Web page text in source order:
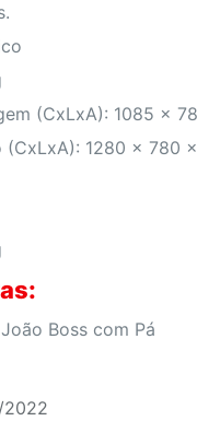
(CxLxA): 1085 x
(CxLxA): 1280 x 780
Boss com Pá
2022